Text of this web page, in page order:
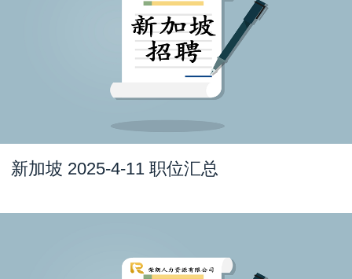
新加坡 2025-4-11 职位汇总